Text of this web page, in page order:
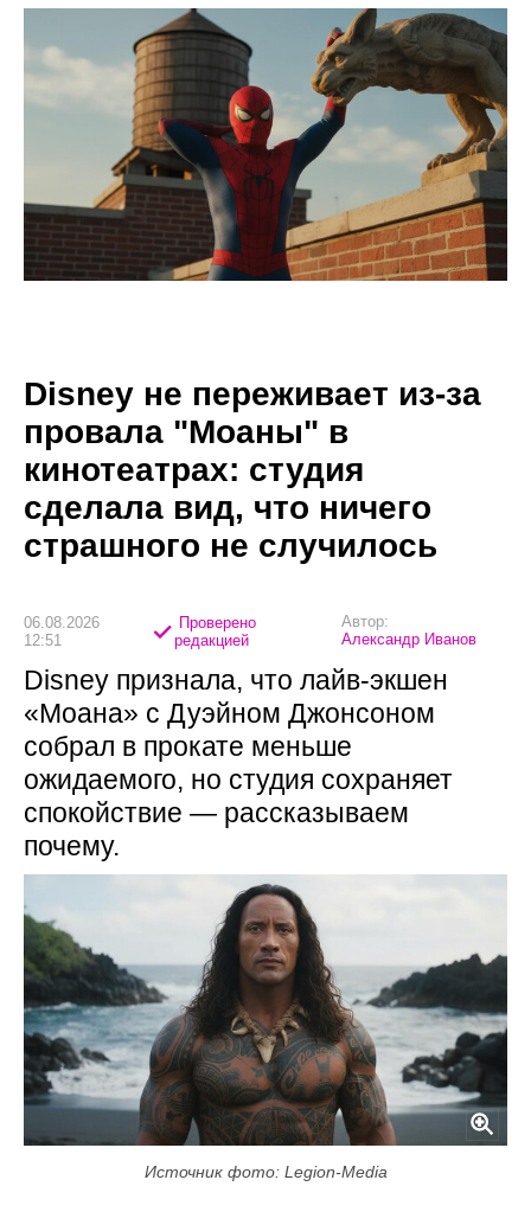
Disney не переживает из-за
провала "Моаны" в
кинотеатрах: студия
сделала вид, что ничего
страшного не случилось
06.08.2026
12:51
Проверено
редакцией
Автор:
Александр Иванов
Disney признала, что лайв-экшен
«Моана» с Дуэйном Джонсоном
собрал в прокате меньше
ожидаемого, но студия сохраняет
спокойствие — рассказываем
почему.
Источник фото: Legion-Media